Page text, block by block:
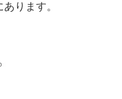
ります。